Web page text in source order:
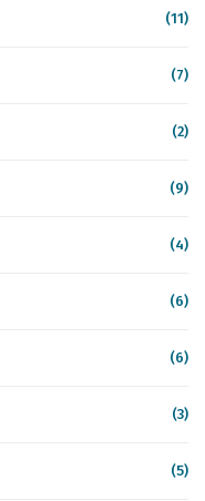
(11)
(7)
(2)
(9)
(4)
(6)
(6)
(3)
(5)